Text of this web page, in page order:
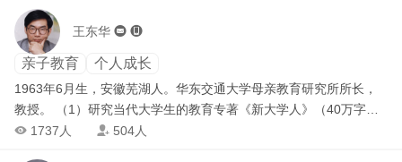
省沙市教育局副局长。 （2）首都师范大学出版社出版的阳光系列
丛书《父母与孩子心灵对话》。 （3）著作有《教师与学生心灵对
话》，2009年12月12日入选北大百年讲堂与于丹、李燕杰同台在全
国校长德育论坛上演讲。
王东华  
亲子教育 个人成长
1963年6月生，安徽芜湖人。华东交通大学母亲教育研究所所长，
教授。 （1）研究当代大学生的教育专著《新大学人》（40万字）
为93深圳（中国）优秀文稿公开竞价首部成交著作。 （2）致力人
 1737人 504人